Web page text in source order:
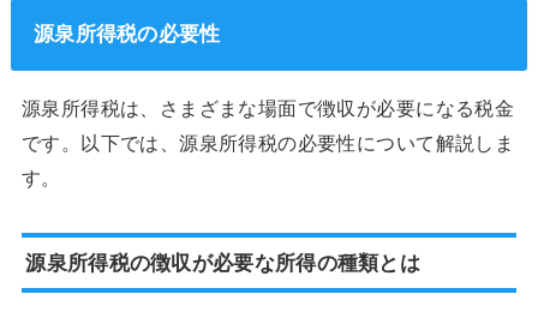
源泉所得税の必要性
源泉所得税は、さまざまな場面で徴収が必要になる税金
です。以下では、源泉所得税の必要性について解説しま
す。
源泉所得税の徴収が必要な所得の種類とは